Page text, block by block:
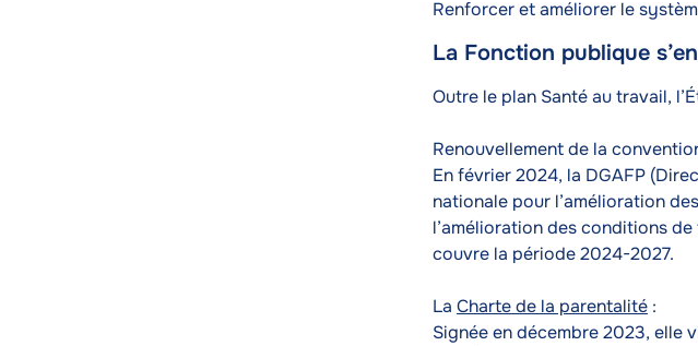
Renforcer et améliorer le
La Fonction publique
Texte
Outre le plan Santé au travail,
Renouvellement de la
En février 2024, la DGAFP
nationale pour l’amélioration
l’amélioration des conditions
couvre la période 2024-2027.
La Charte de la parentalité :
Signée en décembre 2023, elle